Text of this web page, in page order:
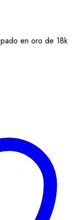
en oro de 18k